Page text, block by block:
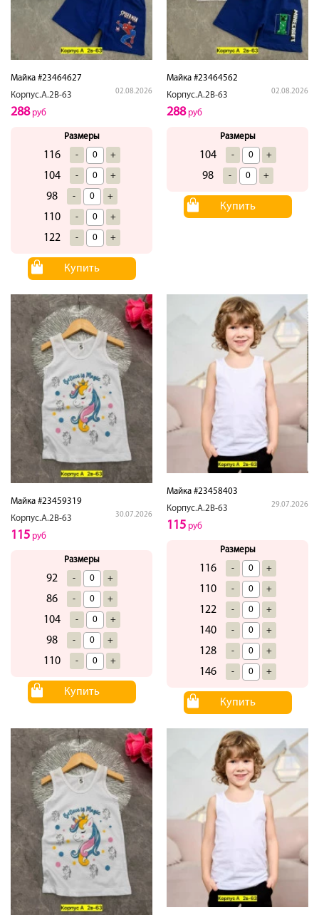
Майка #23464627
Корпус.А.2В-63
02.08.2026
288руб
Размеры
116 - +
104 - +
98 - +
110 - +
122 - +
Купить
Майка #23464562
Корпус.А.2В-63
02.08.2026
288руб
Размеры
104 - +
98 - +
Купить
Майка #23459319
Корпус.А.2В-63
30.07.2026
115 руб
Размеры
92 - +
86 - +
104 - +
98 - +
110 - +
Купить
Майка #23458403
Корпус.А.2В-63
29.07.2026
115 руб
Размеры
116 - +
110 - +
122 - +
140 - +
128 - +
146 - +
Купить